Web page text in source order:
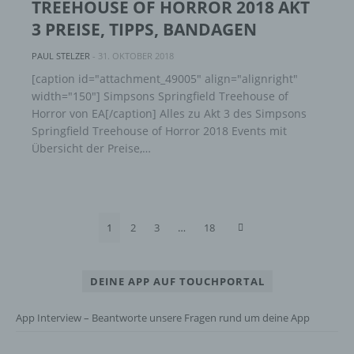
TREEHOUSE OF HORROR 2018 AKT
3 PREISE, TIPPS, BANDAGEN
PAUL STELZER - 31. OKTOBER 2018
[caption id="attachment_49005" align="alignright"
width="150"] Simpsons Springfield Treehouse of
Horror von EA[/caption] Alles zu Akt 3 des Simpsons
Springfield Treehouse of Horror 2018 Events mit
Übersicht der Preise,…
1 2 3 … 18
DEINE APP AUF TOUCHPORTAL
App Interview – Beantworte unsere Fragen rund um deine App
Unionsrecht oder dem Recht der
h) Auftragsverarbeiter
Auftragsverarbeiter ist eine natürliche oder
juristische Person, Behörde, Einrichtung
oder andere Stelle, die personenbezogene
i) Empfänger
Person, Behörde, Einrichtung oder andere
offengelegt werden, unabhängig davon, ob
es sich bei ihr um einen Dritten handelt oder